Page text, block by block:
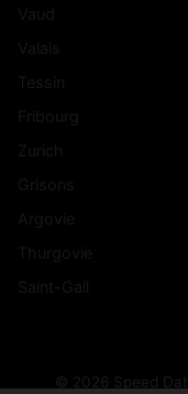
© 2026 Speed